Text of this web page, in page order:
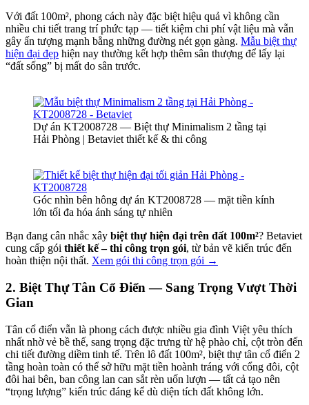
Với đất 100m², phong cách này đặc biệt hiệu quả vì không cần
nhiều chi tiết trang trí phức tạp — tiết kiệm chi phí vật liệu mà vẫn
gây ấn tượng mạnh bằng những đường nét gọn gàng. Mẫu biệt thự
hiện đại đẹp hiện nay thường kết hợp thêm sân thượng để lấy lại
“đất sống” bị mất do sân trước.
Dự án KT2008728 — Biệt thự Minimalism 2 tầng tại
Hải Phòng | Betaviet thiết kế & thi công
Góc nhìn bên hông dự án KT2008728 — mặt tiền kính
lớn tối đa hóa ánh sáng tự nhiên
Bạn đang cân nhắc xây biệt thự hiện đại trên đất 100m²? Betaviet
cung cấp gói thiết kế – thi công trọn gói, từ bản vẽ kiến trúc đến
hoàn thiện nội thất. Xem gói thi công trọn gói →
2. Biệt Thự Tân Cổ Điển — Sang Trọng Vượt Thời
Gian
Tân cổ điển vẫn là phong cách được nhiều gia đình Việt yêu thích
nhất nhờ vẻ bề thế, sang trọng đặc trưng từ hệ phào chỉ, cột tròn đến
chi tiết đường diềm tinh tế. Trên lô đất 100m², biệt thự tân cổ điển 2
tầng hoàn toàn có thể sở hữu mặt tiền hoành tráng với cổng đôi, cột
đôi hai bên, ban công lan can sắt rèn uốn lượn — tất cả tạo nên
“trọng lượng” kiến trúc đáng kể dù diện tích đất không lớn.